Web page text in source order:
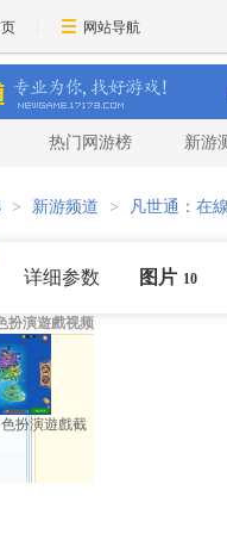
网站导航
热门网游榜 新游
> 新游频道 > 凡世通：在
详细参数 图片 10
扮演遊戲视频
扮演遊戲截